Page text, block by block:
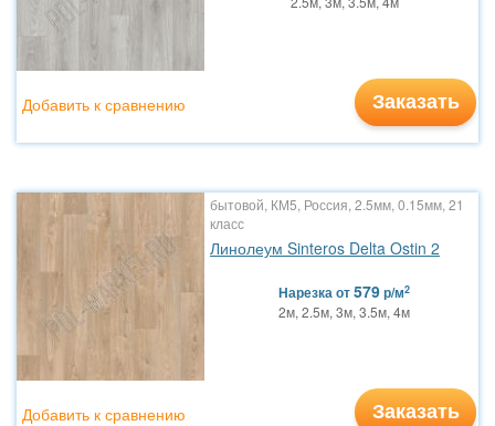
Заказать
Добавить к сравнению
бытовой, КМ5, Россия, 2.5мм, 0.15мм, 21
класс
Линолеум Sinteros Delta Ostin 2
Нарезкаот579р/м2
2м, 2.5м, 3м, 3.5м, 4м
Заказать
Добавить к сравнению